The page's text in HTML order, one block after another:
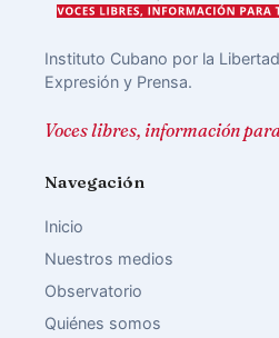
Instituto Cubano por la
Expresión y Prensa.
Voces libres, información
Navegación
Inicio
Nuestros medios
Observatorio
Quiénes somos